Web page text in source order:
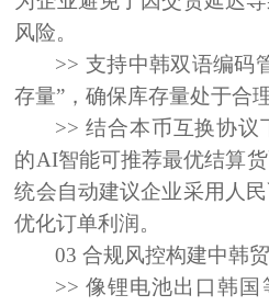
风险。
>> 支持中韩双语编码
存量”，确保库存量处于合
>> 结合本币互换协
的AI智能可推荐最优结算
统会自动建议企业采用人
优化订单利润。
03合规风控构建中韩
>> 像锂电池出口韩国